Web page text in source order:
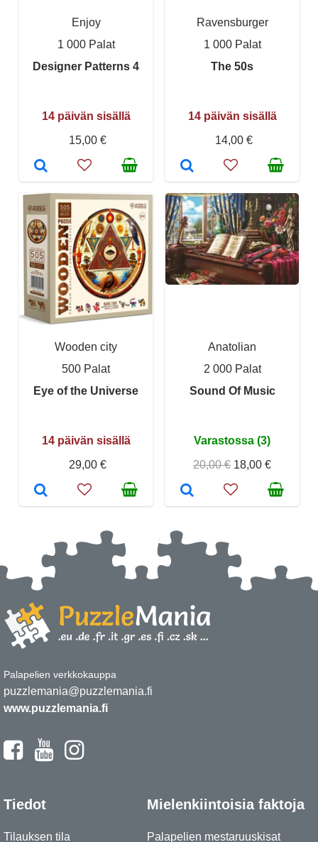
Enjoy
1 000 Palat
Designer Patterns 4
14 päivän sisällä
15,00 €
Ravensburger
1 000 Palat
The 50s
14 päivän sisällä
14,00 €
Wooden city
500 Palat
Eye of the Universe
14 päivän sisällä
29,00 €
Anatolian
2 000 Palat
Sound Of Music
Varastossa (3)
20,00 € 18,00 €
Palapelien verkkokauppa
puzzlemania@puzzlemania.fi
www.puzzlemania.fi
Tiedot
Tilauksen tila
Mielenkiintoisia faktoja
Palapelien mestaruuskisat